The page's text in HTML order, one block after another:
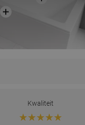
Kwaliteit